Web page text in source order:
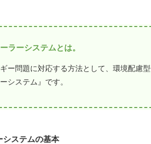
ラーシステムとは。
ー問題に対応する方法として、環境配慮
システム』です。
システムの基本